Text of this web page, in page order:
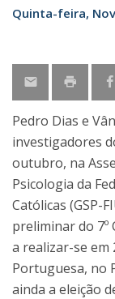
Quinta-feira,
Pedro Dias e
investigadores
outubro, na
Psicologia da
Católicas (GSP-
preliminar do 7º
a realizar-se em
Portuguesa, no
ainda a eleição